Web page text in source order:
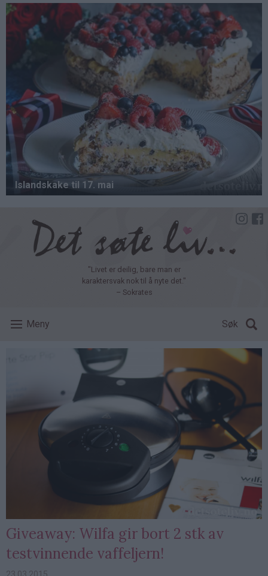
Hopp
hovedinnhold
"Livet er deilig, bare man er
karaktersvak nok til å nyte det."
– Sokrates
Meny Søk
Giveaway: Wilfa gir bort 2 stk av
testvinnende vaffeljern!